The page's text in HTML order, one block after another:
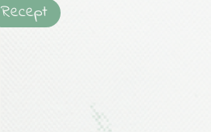
Recept